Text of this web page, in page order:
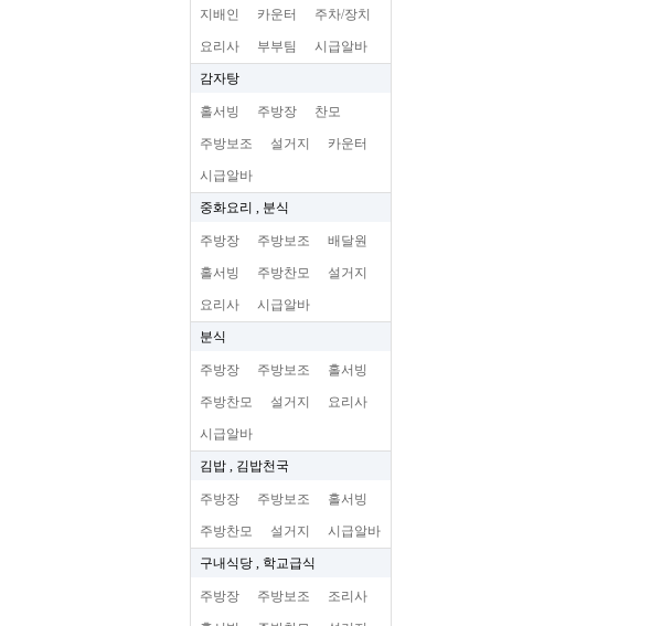
지배인 카운터 주차/장치
요리사 부부팀 시급알바
감자탕
홀서빙 주방장 찬모
주방보조 설거지 카운터
시급알바
중화요리 , 분식
주방장 주방보조 배달원
홀서빙 주방찬모 설거지
요리사 시급알바
분식
주방장 주방보조 홀서빙
주방찬모 설거지 요리사
시급알바
김밥 , 김밥천국
주방장 주방보조 홀서빙
주방찬모 설거지 시급알바
구내식당 , 학교급식
주방장 주방보조 조리사